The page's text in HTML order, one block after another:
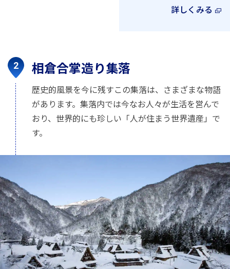
詳しくみる
相倉合掌造り集落
歴史的風景を今に残すこの集落は、さまざまな物語
があります。集落内では今なお人々が生活を営んで
おり、世界的にも珍しい「人が住まう世界遺産」で
す。